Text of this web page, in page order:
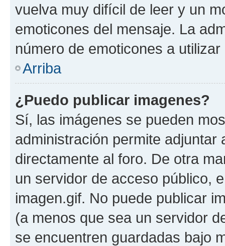
vuelva muy difícil de leer y un
emoticones del mensaje. La
número de emoticones a
Arriba
¿Puedo publicar imagenes?
Sí, las imágenes se pueden
administración permite
directamente al foro. De otra
un servidor de acceso público,
imagen.gif. No puede publicar
(a menos que sea un servidor
se encuentren guardadas bajo